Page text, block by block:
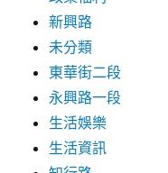
新興路
未分類
東華街二段
永興路一段
生活娛樂
生活資訊